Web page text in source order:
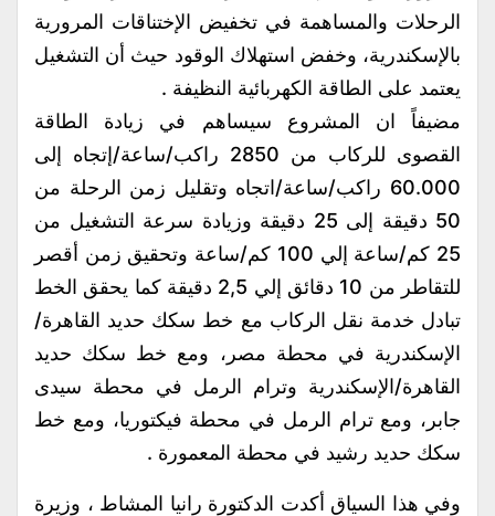
الرحلات والمساهمة في تخفيض الإختناقات المرورية
بالإسكندرية، وخفض استهلاك الوقود حيث أن التشغيل
يعتمد على الطاقة الكهربائية النظيفة .
مضيفاً ان المشروع سيساهم في زيادة الطاقة
القصوى للركاب من 2850 راكب/ساعة/إتجاه إلى
60.000 راكب/ساعة/اتجاه وتقليل زمن الرحلة من
50 دقيقة إلى 25 دقيقة وزيادة سرعة التشغيل من
25 كم/ساعة إلي 100 كم/ساعة وتحقيق زمن أقصر
للتقاطر من 10 دقائق إلي 2,5 دقيقة كما يحقق الخط
تبادل خدمة نقل الركاب مع خط سكك حديد القاهرة/
الإسكندرية في محطة مصر، ومع خط سكك حديد
القاهرة/الإسكندرية وترام الرمل في محطة سيدى
جابر، ومع ترام الرمل في محطة فيكتوريا، ومع خط
سكك حديد رشيد في محطة المعمورة .
وفي هذا السياق أكدت الدكتورة رانيا المشاط ، وزيرة